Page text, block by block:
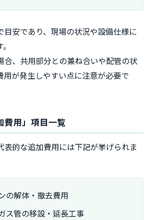
目安であり、現場の状況や設備仕様に
合、共用部分との兼ね合いや配管の状
用が発生しやすい点に注意が必要で
費用」項目一覧
表的な追加費用には下記が挙げられま
の解体・撤去費用
ス管の移設・延長工事